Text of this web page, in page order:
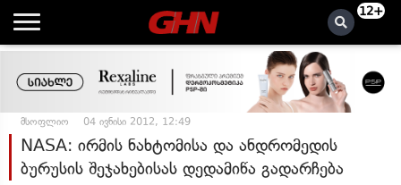
12+
მსოფლიო 04 ივნისი 2012, 12:49
NASA: ირმის ნახტომისა და ანდრომედის
ბურუსის შეჯახებისას დედამიწა გადარჩება